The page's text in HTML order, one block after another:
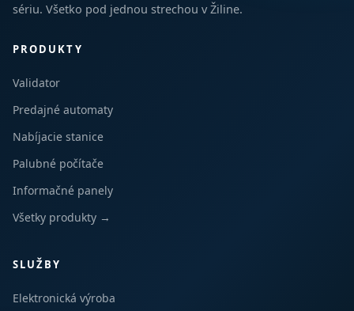
sériu. Všetko pod jednou strechou v Žiline.
PRODUKTY
Validator
Predajné automaty
Nabíjacie stanice
Palubné počítače
Informačné panely
Všetky produkty →
SLUŽBY
Elektronická výroba